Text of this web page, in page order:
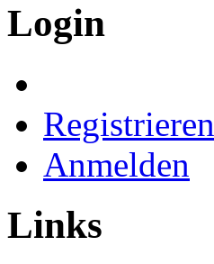
Login
Registrieren
Anmelden
Links